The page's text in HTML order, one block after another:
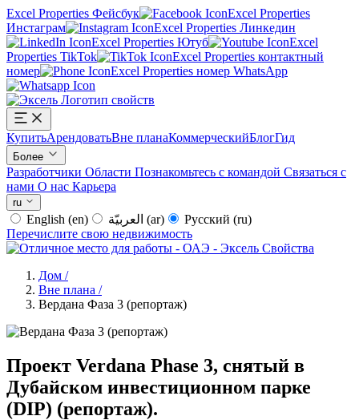
Excel Properties Фейсбук
Excel Properties
Инстаграм
Excel Properties Линкедин
Excel Properties Ютуб
Excel
Properties TikTok
Excel Properties контактный
номер
Excel Properties номер WhatsApp
КупитьАрендоватьВне планаКоммерческийБлогГид
Более
Разработчики Области Познакомьтесь с командой Связаться с
нами О нас Карьера
ru
English (en) (ar) Русский (ru)
Перечислите свою недвижимость
Дом /
Вне плана /
Вердана Фаза 3 (репортаж)
Проект Verdana Phase 3, снятый в
Дубайском инвестиционном парке
(DIP) (репортаж).